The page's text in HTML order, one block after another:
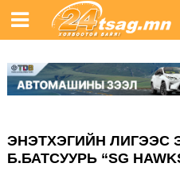
ЭНЭТХЭГИЙН ЛИГЭЭС
Б.БАТСУУРЬ “SG